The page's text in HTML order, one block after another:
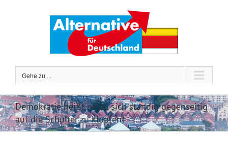
Gehe zu ...
Demokratie heißt nicht, sich ständig gegenseitig
auf die Schulter zu klopfen!